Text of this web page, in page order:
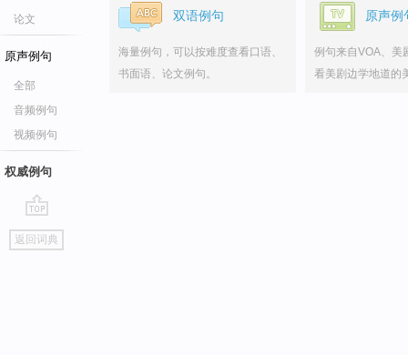
论文
原声例句
全部
音频例句
视频例句
权威例句
go
top
返回词典
双语例句
海量例句，可以按难度查看口语、
书面语、论文例句。
原声例
例句来自VOA、美
看美剧边学地道的